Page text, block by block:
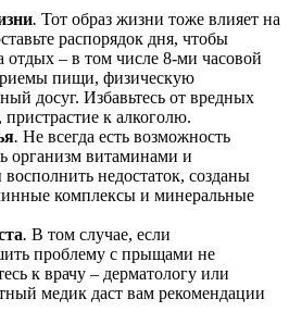
. Тот образ жизни тоже влияет на
распорядок дня, чтобы
отдых – в том числе 8-ми часовой
пищи, физическую
досуг. Избавьтесь от вредных
к алкоголю.
. Не всегда есть возможность
организм витаминами и
недостаток, созданы
комплексы и минеральные
. В том случае, если
проблему с прыщами не
к врачу ‒ дерматологу или
медик даст вам рекомендации